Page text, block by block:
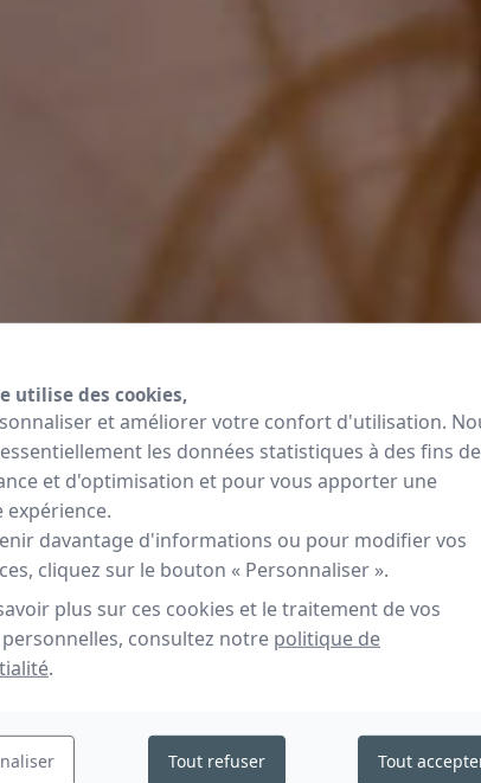
utilise des cookies,
et améliorer votre confort d'utilisation.
les données statistiques à des fins de
et d'optimisation et pour vous apporter une
expérience.
davantage d'informations ou pour modifier vos
cliquez sur le bouton « Personnaliser ».
plus sur ces cookies et le traitement de vos
consultez notre politique de
.
Tout refuser Tout